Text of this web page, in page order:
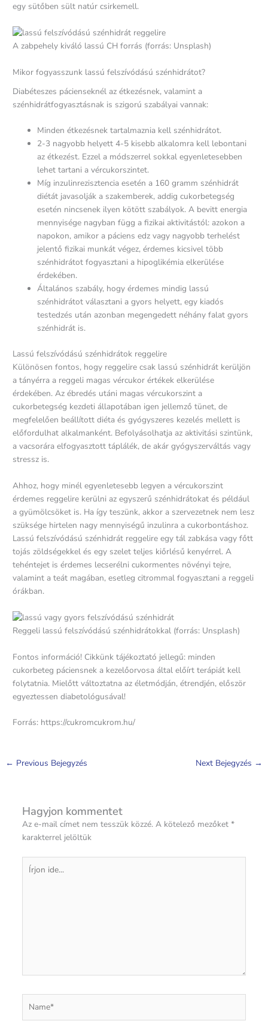
egy sütőben sült natúr csirkemell.
A zabpehely kiváló lassú CH forrás (forrás: Unsplash)
Mikor fogyasszunk lassú felszívódású szénhidrátot?
Diabéteszes pácienseknél az étkezésnek, valamint a
szénhidrátfogyasztásnak is szigorú szabályai vannak:
Minden étkezésnek tartalmaznia kell szénhidrátot.
2-3 nagyobb helyett 4-5 kisebb alkalomra kell lebontani
az étkezést. Ezzel a módszerrel sokkal egyenletesebben
lehet tartani a vércukorszintet.
Míg inzulinrezisztencia esetén a 160 gramm szénhidrát
diétát javasolják a szakemberek, addig cukorbetegség
esetén nincsenek ilyen kötött szabályok. A bevitt energia
mennyisége nagyban függ a fizikai aktivitástól: azokon a
napokon, amikor a páciens edz vagy nagyobb terhelést
jelentő fizikai munkát végez, érdemes kicsivel több
szénhidrátot fogyasztani a hipoglikémia elkerülése
érdekében.
Általános szabály, hogy érdemes mindig lassú
szénhidrátot választani a gyors helyett, egy kiadós
testedzés után azonban megengedett néhány falat gyors
szénhidrát is.
Lassú felszívódású szénhidrátok reggelire
Különösen fontos, hogy reggelire csak lassú szénhidrát kerüljön
a tányérra a reggeli magas vércukor értékek elkerülése
érdekében. Az ébredés utáni magas vércukorszint a
cukorbetegség kezdeti állapotában igen jellemző tünet, de
megfelelően beállított diéta és gyógyszeres kezelés mellett is
előfordulhat alkalmanként. Befolyásolhatja az aktivitási szintünk,
a vacsorára elfogyasztott táplálék, de akár gyógyszerváltás vagy
stressz is.
Ahhoz, hogy minél egyenletesebb legyen a vércukorszint
érdemes reggelire kerülni az egyszerű szénhidrátokat és például
a gyümölcsöket is. Ha így teszünk, akkor a szervezetnek nem lesz
szüksége hirtelen nagy mennyiségű inzulinra a cukorbontáshoz.
Lassú felszívódású szénhidrát reggelire egy tál zabkása vagy főtt
tojás zöldségekkel és egy szelet teljes kiőrlésű kenyérrel. A
tehéntejet is érdemes lecserélni cukormentes növényi tejre,
valamint a teát magában, esetleg citrommal fogyasztani a reggeli
órákban.
Reggeli lassú felszívódású szénhidrátokkal (forrás: Unsplash)
Fontos információ! Cikkünk tájékoztató jellegű: minden
cukorbeteg páciensnek a kezelőorvosa által előírt terápiát kell
folytatnia. Mielőtt változtatna az életmódján, étrendjén, először
egyeztessen diabetológusával!
Forrás: https://cukromcukrom.hu/
← Previous Bejegyzés Next Bejegyzés →
Hagyjon kommentet
Az e-mail címet nem tesszük közzé. A kötelező mezőket *
karakterrel jelöltük
Írjon
ide...